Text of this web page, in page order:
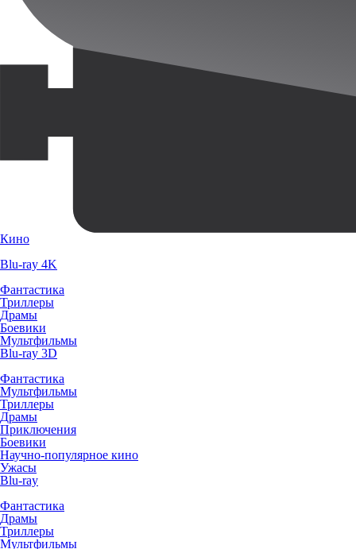
Кино
Blu-ray 4K
Фантастика
Триллеры
Драмы
Боевики
Мультфильмы
Blu-ray 3D
Фантастика
Мультфильмы
Триллеры
Драмы
Приключения
Боевики
Научно-популярное кино
Ужасы
Blu-ray
Фантастика
Драмы
Триллеры
Мультфильмы